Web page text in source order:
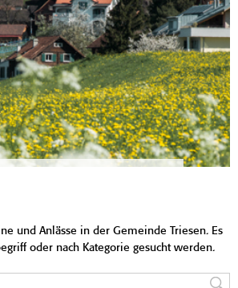
und Anlässe in der Gemeinde Triesen. Es
oder nach Kategorie gesucht werden.